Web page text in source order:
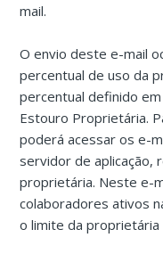
mail.
O envio deste e-mail
percentual de uso da
percentual definido
Estouro Proprietária.
poderá acessar os e-
servidor de aplicação,
proprietária. Neste e-
colaboradores ativos
o limite da proprietária